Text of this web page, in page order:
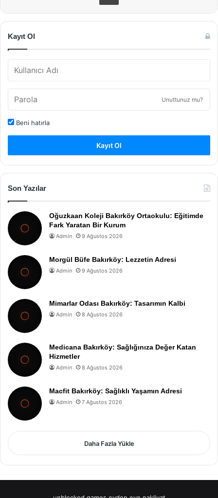
Kayıt Ol
Unuttunuz mu?
Beni hatırla
Kayıt Ol
Son Yazılar
Oğuzkaan Koleji Bakırköy Ortaokulu: Eğitimde
Fark Yaratan Bir Kurum
Admin 9 Ağustos 2026
Morgül Büfe Bakırköy: Lezzetin Adresi
Admin 9 Ağustos 2026
Mimarlar Odası Bakırköy: Tasarımın Kalbi
Admin 8 Ağustos 2026
Medicana Bakırköy: Sağlığınıza Değer Katan
Hizmetler
Admin 8 Ağustos 2026
Macfit Bakırköy: Sağlıklı Yaşamın Adresi
Admin 7 Ağustos 2026
Daha Fazla Yükle